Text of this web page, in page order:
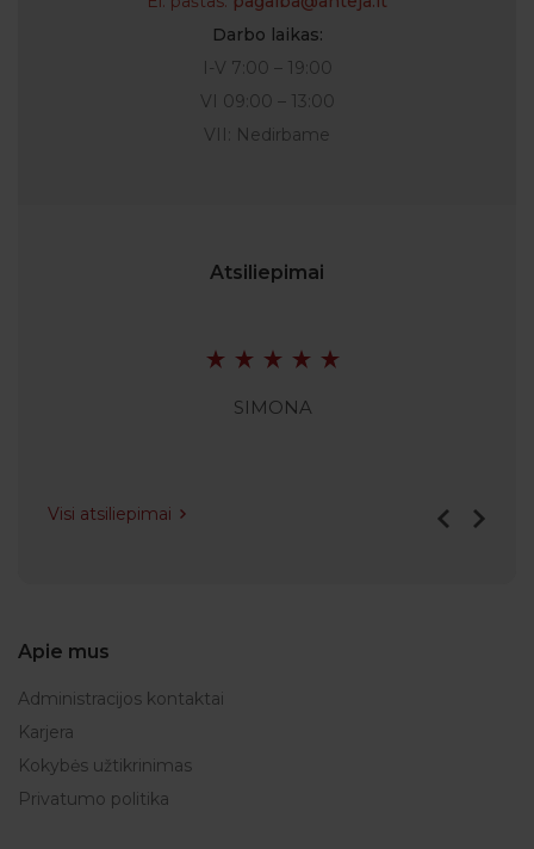
Darbo laikas:
I-V 7:00 – 19:00
VI 09:00 – 13:00
VII: Nedirbame
Atsiliepimai
SIMONA
Visi atsiliepimai
Apie mus
Administracijos kontaktai
Karjera
Kokybės užtikrinimas
Privatumo politika